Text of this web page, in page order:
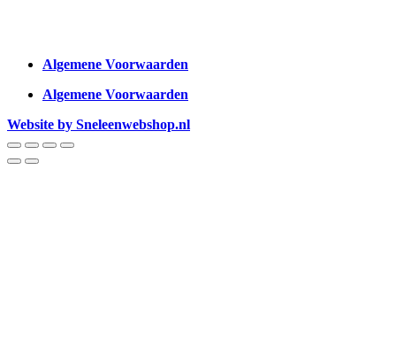
Algemene Voorwaarden
Algemene Voorwaarden
Website by Sneleenwebshop.nl